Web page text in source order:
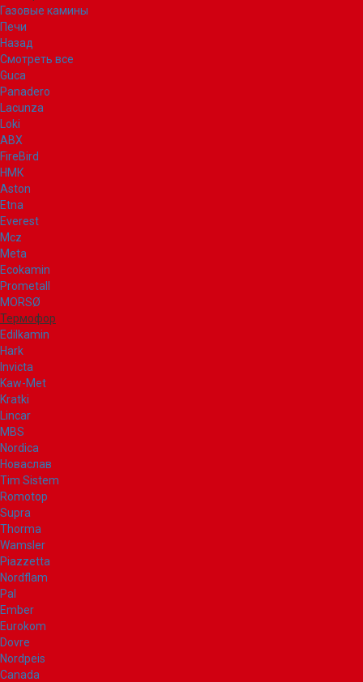
Газовые камины
Печи
Назад
Смотреть все
Guca
Panadero
Lacunza
Loki
ABX
FireBird
НМК
Aston
Etna
Everest
Mcz
Meta
Ecokamin
Prometall
MORSØ
Термофор
Edilkamin
Hark
Invicta
Kaw-Met
Kratki
Lincar
MBS
Nordica
Новаслав
Tim Sistem
Romotop
Supra
Thorma
Wamsler
Piazzetta
Nordflam
Pal
Ember
Eurokom
Dovre
Nordpeis
Canada